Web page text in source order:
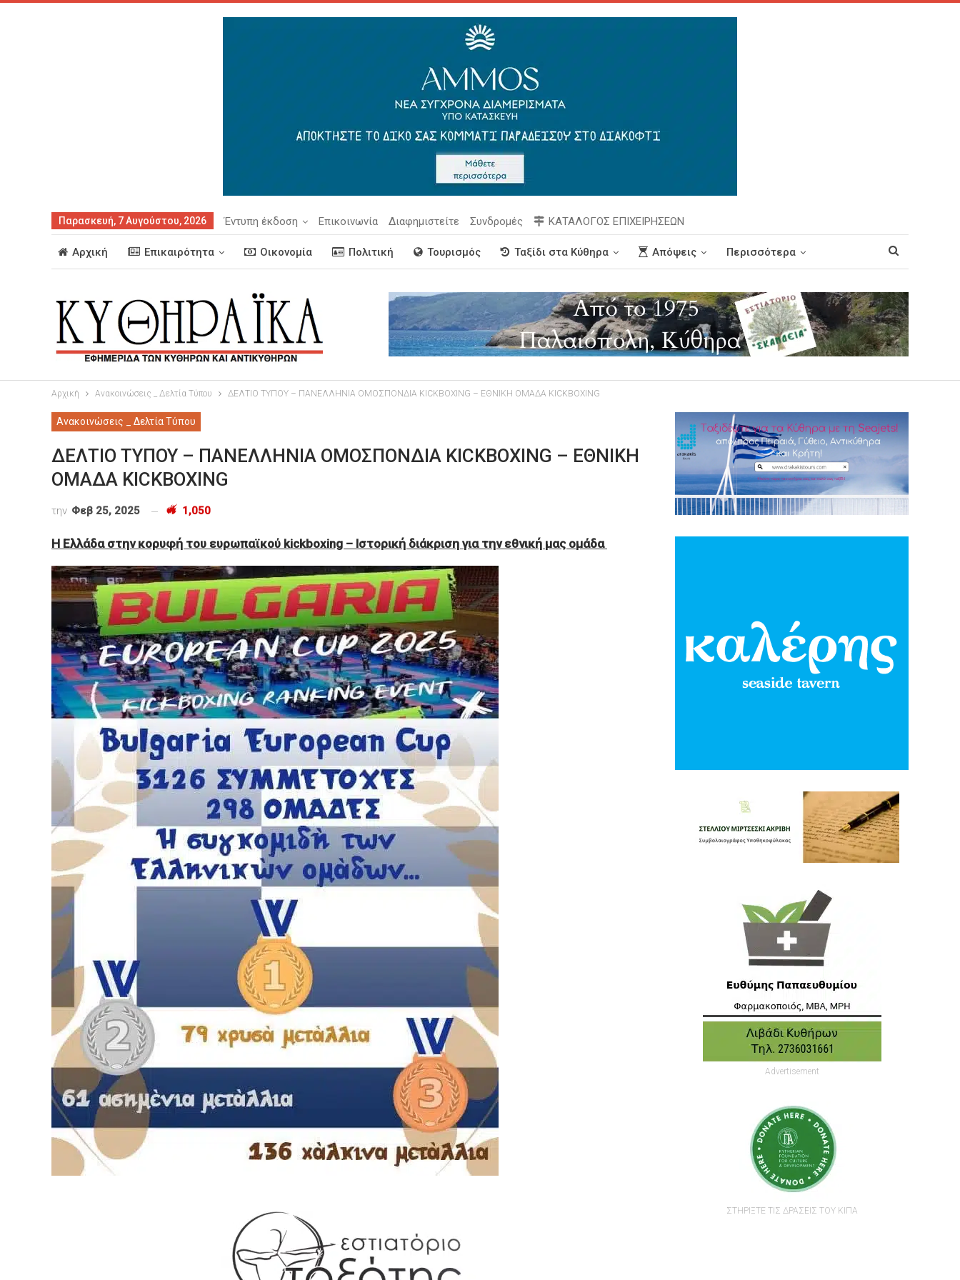
Παρασκευή, 7 Αυγούστου, 2026 Έντυπη έκδοση Επικοινωνία Διαφημιστείτε Συνδρομές ΚΑΤΑΛΟΓΟΣ ΕΠΙΧΕΙΡΗΣΕΩΝ
Αρχική Επικαιρότητα Οικονομία Πολιτική Τουρισμός Ταξίδι στα Κύθηρα Απόψεις Περισσότερα
Αρχική Ανακοινώσεις _ Δελτία Τύπου ΔΕΛΤΙΟ ΤΥΠΟΥ – ΠΑΝΕΛΛΗΝΙΑ ΟΜΟΣΠΟΝΔΙΑ KICKBOXING – ΕΘΝΙΚΗ ΟΜΑΔΑ KICKBOXING
Ανακοινώσεις _ Δελτία Τύπου
ΔΕΛΤΙΟ ΤΥΠΟΥ – ΠΑΝΕΛΛΗΝΙΑ ΟΜΟΣΠΟΝΔΙΑ KICKBOXING – ΕΘΝΙΚΗ
ΟΜΑΔΑ KICKBOXING
την Φεβ 25, 2025 1,050
Η Ελλάδα στην κορυφή του ευρωπαϊκού kickboxing – Ιστορική διάκριση για την εθνική μας ομάδα
Advertisement
ΣΤΗΡΙΞΤΕ ΤΙΣ ΔΡΑΣΕΙΣ ΤΟΥ ΚΙΠΑ